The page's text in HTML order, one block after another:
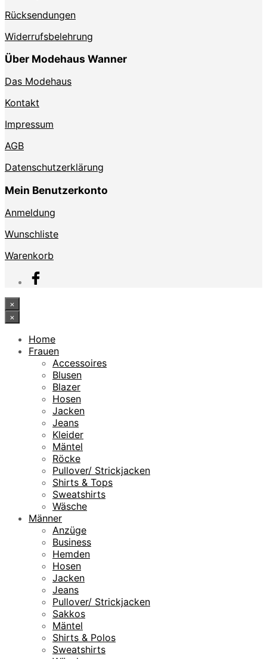
Rücksendungen
Widerrufsbelehrung
Über Modehaus Wanner
Das Modehaus
Kontakt
Impressum
AGB
Datenschutzerklärung
Mein Benutzerkonto
Anmeldung
Wunschliste
Warenkorb
×
×
Home
Frauen
Accessoires
Blusen
Blazer
Hosen
Jacken
Jeans
Kleider
Mäntel
Röcke
Pullover/ Strickjacken
Shirts & Tops
Sweatshirts
Wäsche
Männer
Anzüge
Business
Hemden
Hosen
Jacken
Jeans
Pullover/ Strickjacken
Sakkos
Mäntel
Shirts & Polos
Sweatshirts